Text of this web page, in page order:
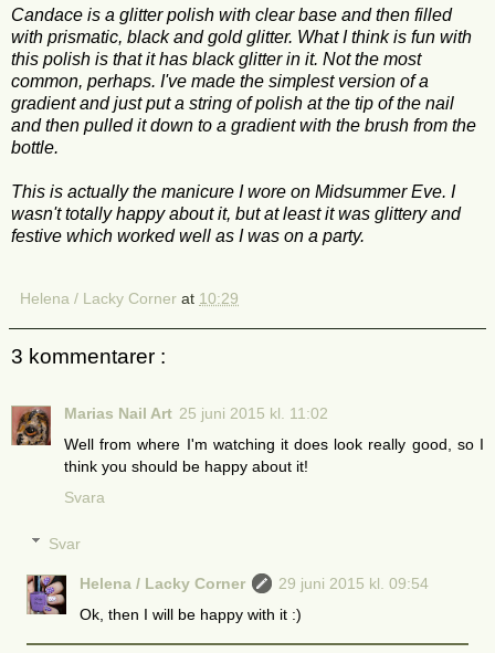
Candace is a glitter polish with clear base and then filled
with prismatic, black and gold glitter. What I think is fun with
this polish is that it has black glitter in it. Not the most
common, perhaps. I've made the simplest version of a
gradient and just put a string of polish at the tip of the nail
and then pulled it down to a gradient with the brush from the
bottle.
This is actually the manicure I wore on Midsummer Eve. I
wasn't totally happy about it, but at least it was glittery and
festive which worked well as I was on a party.
Helena / Lacky Corner at 10:29
3 kommentarer :
Marias Nail Art 25 juni 2015 kl. 11:02
Well from where I'm watching it does look really good, so I
think you should be happy about it!
Svara
Svar
Helena / Lacky Corner
29 juni 2015 kl. 09:54
Ok, then I will be happy with it :)